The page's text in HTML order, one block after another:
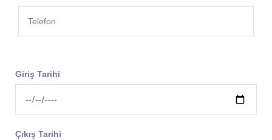
Giriş Tarihi
Çıkış Tarihi